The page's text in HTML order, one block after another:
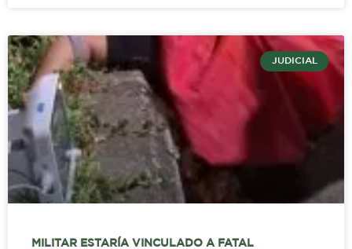
JUDICIAL
MILITAR ESTARÍA VINCULADO A FATAL